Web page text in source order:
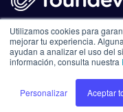
Utilizamos cookies para
mejorar tu experiencia.
ayudan a analizar el uso del
información, consulta nuestra
Personalizar Aceptar
Create